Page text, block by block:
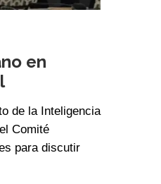
en
de la Inteligencia
Comité
para discutir